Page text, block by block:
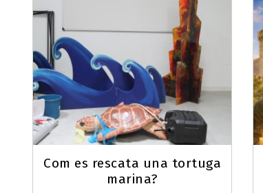
Com es rescata una tortuga
marina?